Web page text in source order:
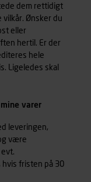
dem rettidigt
vilkår. Ønsker du
eller
hertil. Er der
hele
Ligeledes skal
varer
leveringen,
være
fristen på 30